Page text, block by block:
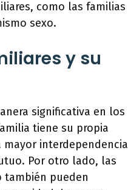
como las familias
sexo.
y su
significativa en los
tiene su propia
interdependencia
Por otro lado, las
también pueden